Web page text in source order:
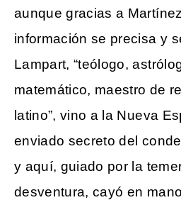
aunque gracias a
información se precisa y
Lampart, “teólogo,
matemático, maestro de
latino”, vino a la Nueva
enviado secreto del
y aquí, guiado por la
desventura, cayó en